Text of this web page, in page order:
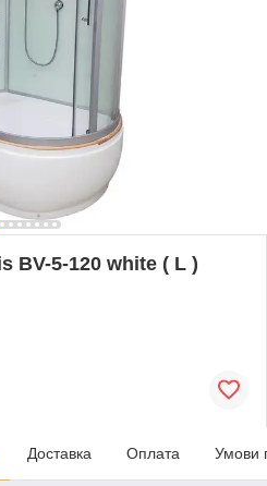
BV-5-120 white ( L )
Доставка Оплата Умови